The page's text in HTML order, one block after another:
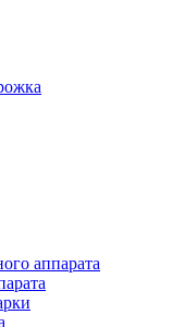
аппарата